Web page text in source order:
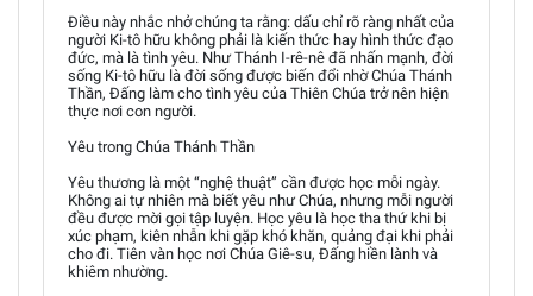
Điều này nhắc nhở chúng ta rằng: dấu chỉ rõ ràng nhất của
người Ki-tô hữu không phải là kiến thức hay hình thức đạo
đức, mà là tình yêu. Như Thánh I-rê-nê đã nhấn mạnh, đời
sống Ki-tô hữu là đời sống được biến đổi nhờ Chúa Thánh
Thần, Đấng làm cho tình yêu của Thiên Chúa trở nên hiện
thực nơi con người.
Yêu trong Chúa Thánh Thần
Yêu thương là một “nghệ thuật” cần được học mỗi ngày.
Không ai tự nhiên mà biết yêu như Chúa, nhưng mỗi người
đều được mời gọi tập luyện. Học yêu là học tha thứ khi bị
xúc phạm, kiên nhẫn khi gặp khó khăn, quảng đại khi phải
cho đi. Tiên vàn học nơi Chúa Giê-su, Đấng hiền lành và
khiêm nhường.